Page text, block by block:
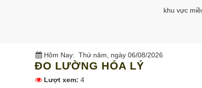
khu vực
Hôm Nay: Thứ năm, ngày 06/08/2026
ĐO LƯỜNG HÓA LÝ
Lượt xem: 4